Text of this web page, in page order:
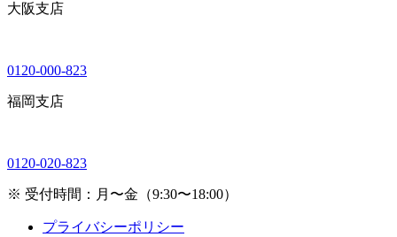
大阪支店
0120-000-823
福岡支店
0120-020-823
※ 受付時間：月〜金（9:30〜18:00）
プライバシーポリシー